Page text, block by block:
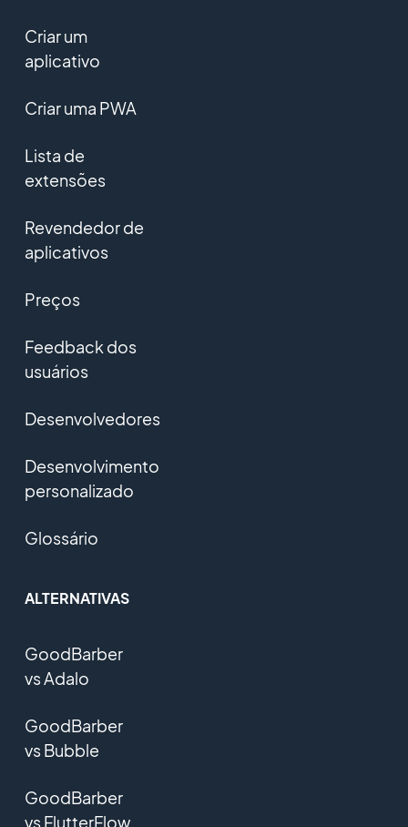
Criar um
aplicativo
Criar uma PWA
Lista de
extensões
Revendedor de
aplicativos
Preços
Feedback dos
usuários
Desenvolvedores
Desenvolvimento
personalizado
Glossário
ALTERNATIVAS
GoodBarber
vs Adalo
GoodBarber
vs Bubble
GoodBarber
vs FlutterFlow